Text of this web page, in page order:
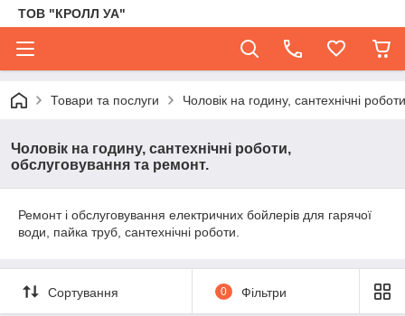
ТОВ "КРОЛЛ УА"
Товари та послуги Чоловік на годину, сантехнічні
Чоловік на годину, сантехнічні роботи,
обслуговування та ремонт.
Ремонт і обслуговування електричних бойлерів для гарячої
води, пайка труб, сантехнічні роботи.
Сортування 0 Фільтри